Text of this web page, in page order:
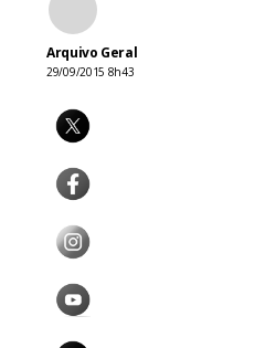
Arquivo Geral
29/09/2015 8h43